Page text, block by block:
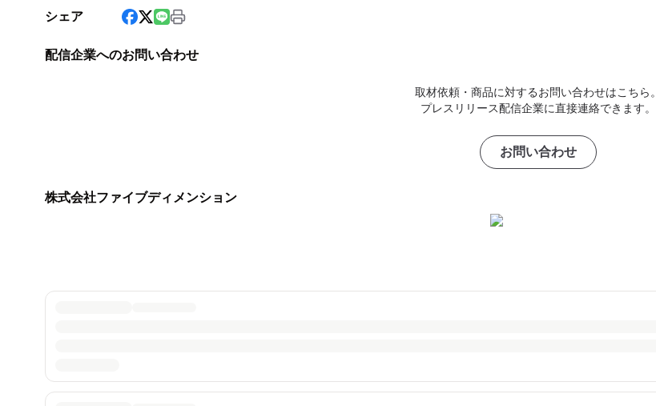
シェア
配信企業へのお問い合わせ
取材依頼・商品に対するお問い合わせはこちら。
プレスリリース配信企業に直接連絡できます。
お問い合わせ
株式会社ファイブディメンション